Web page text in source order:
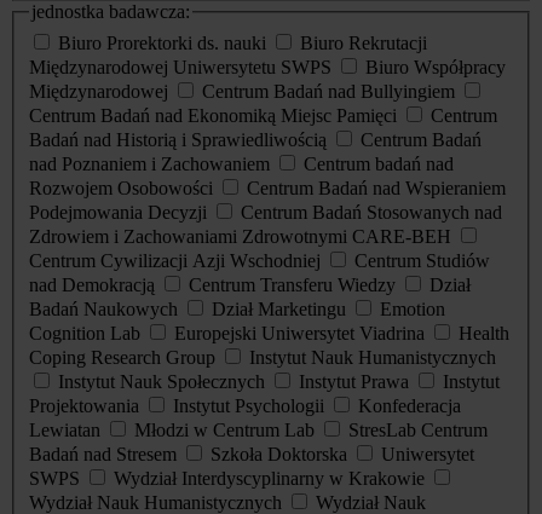
jednostka badawcza:
Biuro Prorektorki ds. nauki
Biuro Rekrutacji
Międzynarodowej Uniwersytetu SWPS
Biuro Współpracy
Międzynarodowej
Centrum Badań nad Bullyingiem
Centrum Badań nad Ekonomiką Miejsc Pamięci
Centrum
Badań nad Historią i Sprawiedliwością
Centrum Badań
nad Poznaniem i Zachowaniem
Centrum badań nad
Rozwojem Osobowości
Centrum Badań nad Wspieraniem
Podejmowania Decyzji
Centrum Badań Stosowanych nad
Zdrowiem i Zachowaniami Zdrowotnymi CARE-BEH
Centrum Cywilizacji Azji Wschodniej
Centrum Studiów
nad Demokracją
Centrum Transferu Wiedzy
Dział
Badań Naukowych
Dział Marketingu
Emotion
Cognition Lab
Europejski Uniwersytet Viadrina
Health
Coping Research Group
Instytut Nauk Humanistycznych
Instytut Nauk Społecznych
Instytut Prawa
Instytut
Projektowania
Instytut Psychologii
Konfederacja
Lewiatan
Młodzi w Centrum Lab
StresLab Centrum
Badań nad Stresem
Szkoła Doktorska
Uniwersytet
SWPS
Wydział Interdyscyplinarny w Krakowie
Wydział Nauk Humanistycznych
Wydział Nauk